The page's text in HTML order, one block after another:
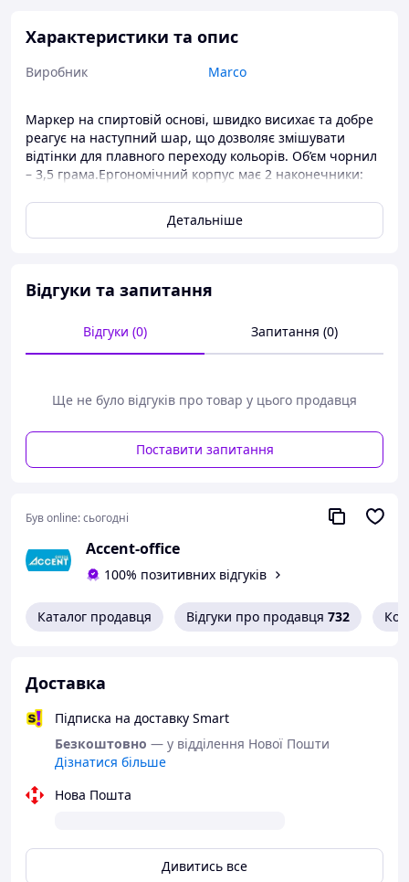
Характеристики та опис
Виробник Marco
Маркер на спиртовій основі, швидко висихає та добре
реагує на наступний шар, що дозволяє змішувати
відтінки для плавного переходу кольорів. Об’єм чорнил
– 3,5 грама.Ергономічний корпус має 2 наконечники:
(товщина лінії 1 мм).
Детальніше
Відгуки та запитання
Відгуки (0) Запитання (0)
Ще не було відгуків про товар у цього продавця
Поставити запитання
Був online:сьогодні
Accent-office
100% позитивних відгуків
Каталог продавця Відгуки про продавця 732
Доставка
Підписка на доставку Smart
Безкоштовно — у відділення Нової Пошти
Дізнатися більше
Нова Пошта
Дивитись все